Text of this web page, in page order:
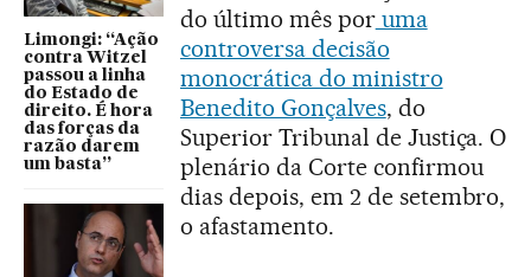
Limongi: “Ação
contra Witzel
passou a linha
do Estado de
direito. É hora
das forças da
razão darem
um basta”
do último mês poruma
controversa decisão
monocrática do ministro
Benedito Gonçalves, do
Superior Tribunal de Justiça. O
plenário da Corte confirmou
dias depois, em 2 de setembro,
o afastamento.